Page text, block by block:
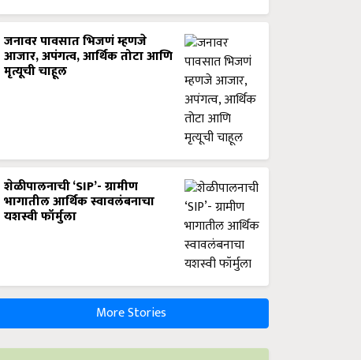
जनावर पावसात भिजणं म्हणजे
आजार, अपंगत्व, आर्थिक तोटा आणि
मृत्यूची चाहूल
शेळीपालनाची ‘SIP’- ग्रामीण
भागातील आर्थिक स्वावलंबनाचा
यशस्वी फॉर्मुला
More Stories